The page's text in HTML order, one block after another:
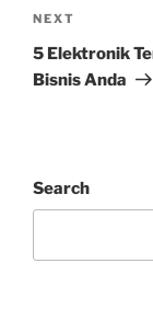
Next
Post
NEXT
5 Elektronik
Bisnis Anda
Search